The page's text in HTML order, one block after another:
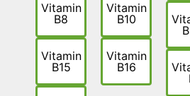
Vitamin
B8
Vitamin
B15
Vitamin
B10
Vitamin
B16